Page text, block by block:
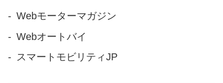
Webモーターマガジン
Webオートバイ
スマートモビリティJP